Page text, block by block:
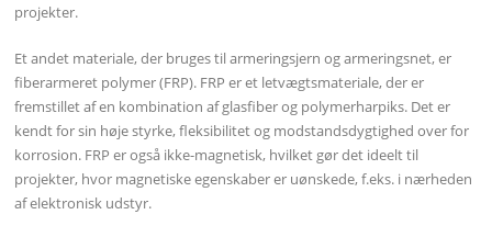
projekter.
Et andet materiale, der bruges til armeringsjern og armeringsnet, er
fiberarmeret polymer (FRP). FRP er et letvægtsmateriale, der er
fremstillet af en kombination af glasfiber og polymerharpiks. Det er
kendt for sin høje styrke, fleksibilitet og modstandsdygtighed over for
korrosion. FRP er også ikke-magnetisk, hvilket gør det ideelt til
projekter, hvor magnetiske egenskaber er uønskede, f.eks. i nærheden
af ​​elektronisk udstyr.